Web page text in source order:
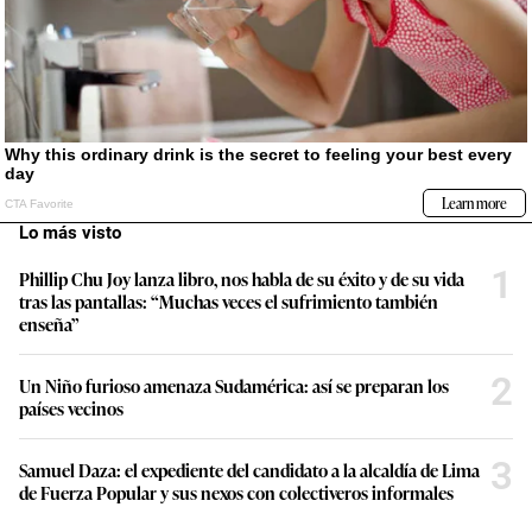
Lo más visto
Phillip Chu Joy lanza libro, nos habla de su éxito y de su vida
tras las pantallas: “Muchas veces el sufrimiento también
enseña”
1
Un Niño furioso amenaza Sudamérica: así se preparan los
países vecinos
2
Samuel Daza: el expediente del candidato a la alcaldía de Lima
de Fuerza Popular y sus nexos con colectiveros informales
3